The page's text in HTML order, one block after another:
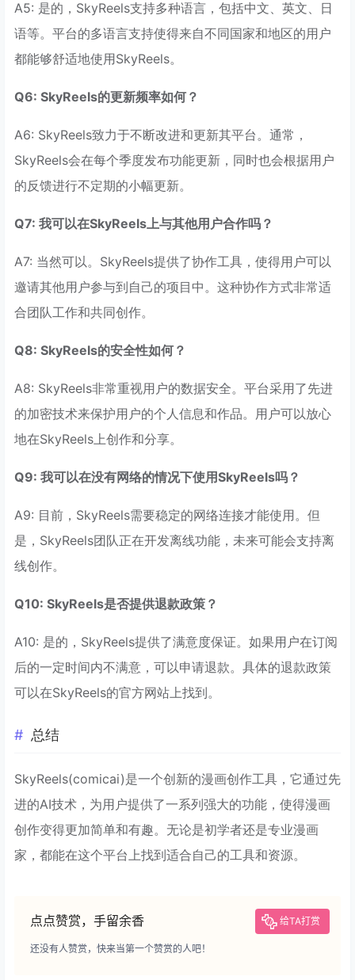
A5: 是的，SkyReels支持多种语言，包括中文、英文、日
语等。平台的多语言支持使得来自不同国家和地区的用户
都能够舒适地使用SkyReels。
Q6: SkyReels的更新频率如何？
A6: SkyReels致力于不断改进和更新其平台。通常，
SkyReels会在每个季度发布功能更新，同时也会根据用户
的反馈进行不定期的小幅更新。
Q7: 我可以在SkyReels上与其他用户合作吗？
A7: 当然可以。SkyReels提供了协作工具，使得用户可以
邀请其他用户参与到自己的项目中。这种协作方式非常适
合团队工作和共同创作。
Q8: SkyReels的安全性如何？
A8: SkyReels非常重视用户的数据安全。平台采用了先进
的加密技术来保护用户的个人信息和作品。用户可以放心
地在SkyReels上创作和分享。
Q9: 我可以在没有网络的情况下使用SkyReels吗？
A9: 目前，SkyReels需要稳定的网络连接才能使用。但
是，SkyReels团队正在开发离线功能，未来可能会支持离
线创作。
Q10: SkyReels是否提供退款政策？
A10: 是的，SkyReels提供了满意度保证。如果用户在订阅
后的一定时间内不满意，可以申请退款。具体的退款政策
可以在SkyReels的官方网站上找到。
总结
SkyReels(comicai)是一个创新的漫画创作工具，它通过先
进的AI技术，为用户提供了一系列强大的功能，使得漫画
创作变得更加简单和有趣。无论是初学者还是专业漫画
家，都能在这个平台上找到适合自己的工具和资源。
点点赞赏，手留余香 给TA打赏
还没有人赞赏，快来当第一个赞赏的人吧！